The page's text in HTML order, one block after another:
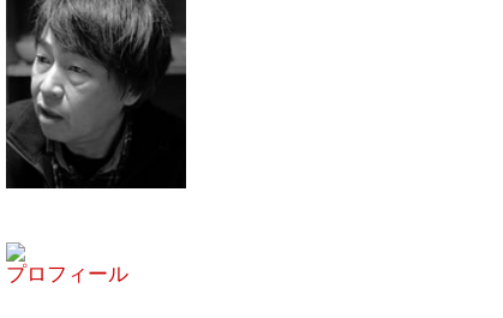
ミネラルウォーター
音楽
プロフィール